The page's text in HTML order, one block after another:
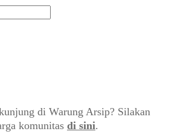
di Warung Arsip? Silakan
komunitas di sini.